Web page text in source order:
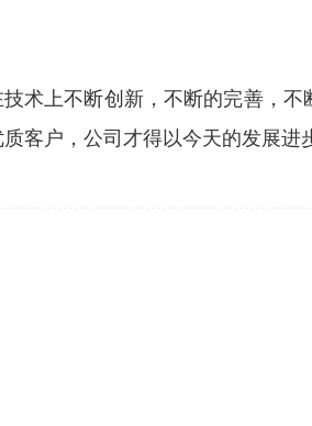
术上不断创新，不断的完善，
客户，公司才得以今天的发展进